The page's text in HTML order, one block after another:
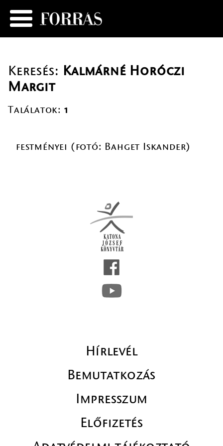
Keresés: Kalmárné Horóczi
Margit
Találatok: 1
festményei (fotó: Bahget Iskander)
Hírlevél
Bemutatkozás
Impresszum
Előfizetés